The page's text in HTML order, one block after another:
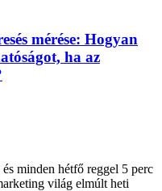
mérése: Hogyan
ha az
minden hétfő reggel 5 perc
világ elmúlt heti